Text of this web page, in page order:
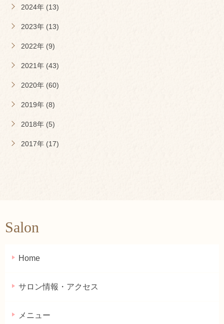
2024年 (13)
2023年 (13)
2022年 (9)
2021年 (43)
2020年 (60)
2019年 (8)
2018年 (5)
2017年 (17)
Salon
Home
サロン情報・アクセス
メニュー